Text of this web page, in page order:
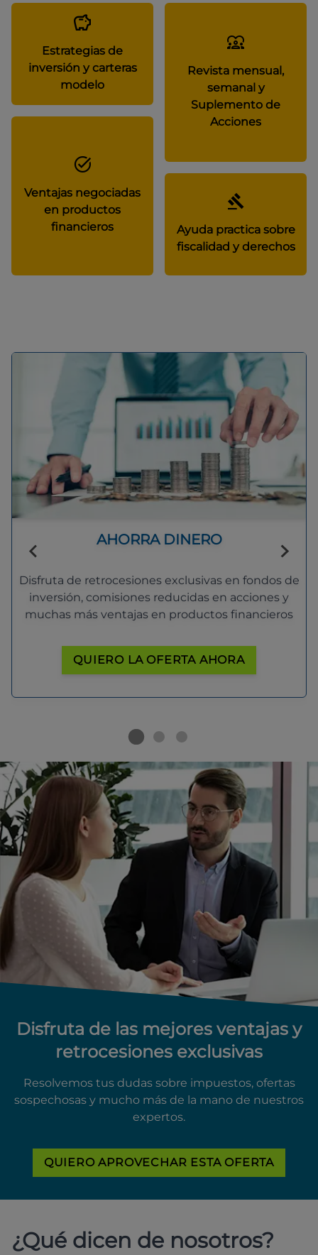
Estrategias de
inversión y carteras
modelo
Revista mensual,
semanal y
Suplemento de
Acciones
Ventajas negociadas
en productos
financieros
Ayuda practica sobre
fiscalidad y derechos
AHORRA DINERO
Disfruta de retrocesiones exclusivas en fondos de
inversión, comisiones reducidas en acciones y
muchas más ventajas en productos financieros
QUIERO LA OFERTA AHORA
Disfruta de las mejores ventajas y
retrocesiones exclusivas
Resolvemos tus dudas sobre impuestos, ofertas
sospechosas y mucho más de la mano de nuestros
expertos.
QUIERO APROVECHAR ESTA OFERTA
¿Qué dicen de nosotros?